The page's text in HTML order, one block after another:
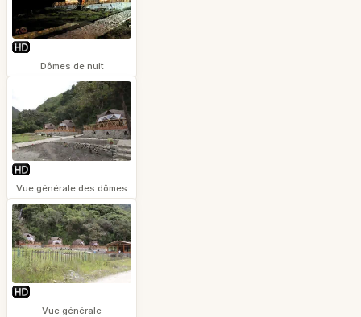
Dômes de nuit
Vue générale des dômes
Vue générale